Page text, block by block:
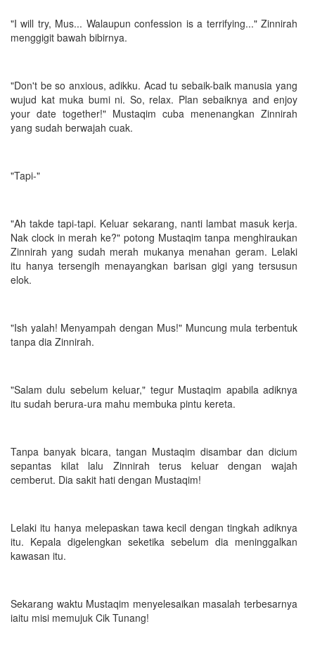
"I will try, Mus... Walaupun confession is a terrifying..." Zinnirah
menggigit bawah bibirnya.
"Don't be so anxious, adikku. Acad tu sebaik-baik manusia yang
wujud kat muka bumi ni. So, relax. Plan sebaiknya and enjoy
your date together!" Mustaqim cuba menenangkan Zinnirah
yang sudah berwajah cuak.
"Tapi-"
"Ah takde tapi-tapi. Keluar sekarang, nanti lambat masuk kerja.
Nak clock in merah ke?" potong Mustaqim tanpa menghiraukan
Zinnirah yang sudah merah mukanya menahan geram. Lelaki
itu hanya tersengih menayangkan barisan gigi yang tersusun
elok.
"Ish yalah! Menyampah dengan Mus!" Muncung mula terbentuk
tanpa dia Zinnirah.
"Salam dulu sebelum keluar," tegur Mustaqim apabila adiknya
itu sudah berura-ura mahu membuka pintu kereta.
Tanpa banyak bicara, tangan Mustaqim disambar dan dicium
sepantas kilat lalu Zinnirah terus keluar dengan wajah
cemberut. Dia sakit hati dengan Mustaqim!
Lelaki itu hanya melepaskan tawa kecil dengan tingkah adiknya
itu. Kepala digelengkan seketika sebelum dia meninggalkan
kawasan itu.
Sekarang waktu Mustaqim menyelesaikan masalah terbesarnya
iaitu misi memujuk Cik Tunang!